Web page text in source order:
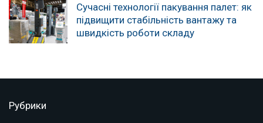
Сучасні технології пакування палет: як
підвищити стабільність вантажу та
швидкість роботи складу
Рубрики